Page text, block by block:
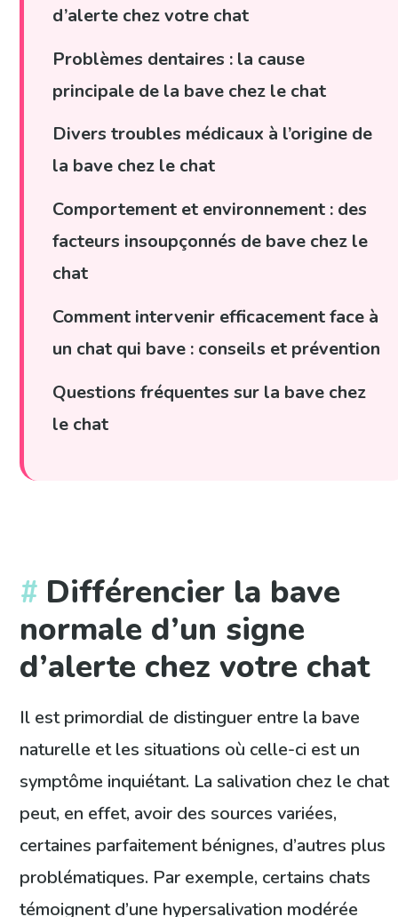
d’alerte chez votre chat
Problèmes dentaires : la cause
principale de la bave chez le chat
Divers troubles médicaux à l’origine de
la bave chez le chat
Comportement et environnement : des
facteurs insoupçonnés de bave chez le
chat
Comment intervenir efficacement face à
un chat qui bave : conseils et prévention
Questions fréquentes sur la bave chez
le chat
Différencier la bave
normale d’un signe
d’alerte chez votre chat
Il est primordial de distinguer entre la bave
naturelle et les situations où celle-ci est un
symptôme inquiétant. La salivation chez le chat
peut, en effet, avoir des sources variées,
certaines parfaitement bénignes, d’autres plus
problématiques. Par exemple, certains chats
témoignent d’une hypersalivation modérée